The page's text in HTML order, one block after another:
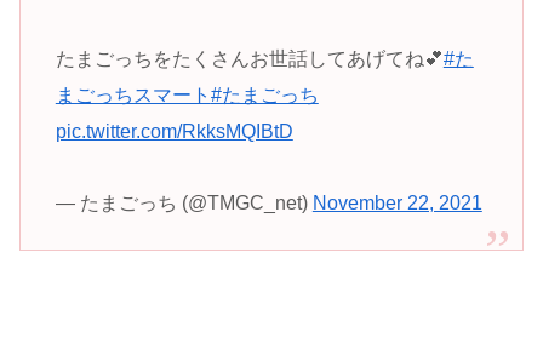
たまごっちをたくさんお世話してあげてね💕#た
まごっちスマート #たまごっち
pic.twitter.com/RkksMQIBtD
— たまごっち (@TMGC_net) November 22, 2021